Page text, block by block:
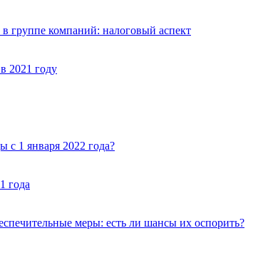
группе компаний: налоговый аспект
2021 году
с 1 января 2022 года?
года
меры: есть ли шансы их оспорить?